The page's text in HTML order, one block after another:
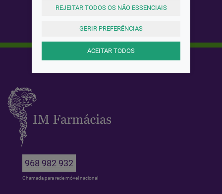
968 982 932
Chamada para rede móvel nacional
REJEITAR TODOS OS NÃO ESSENCIAIS
GERIR PREFERÊNCIAS
ACEITAR TODOS